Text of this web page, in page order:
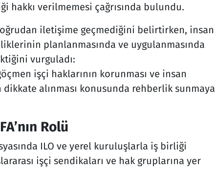
hakkı verilmemesi çağrısında bulundu.
iletişime geçmediğini belirtirken, insan
planlanmasında ve uygulanmasında
vurguladı:
işçi haklarının korunması ve insan
dikkate alınması konusunda rehberlik sunmaya
Rolü
ILO ve yerel kuruluşlarla iş birliği
işçi sendikaları ve hak gruplarına yer